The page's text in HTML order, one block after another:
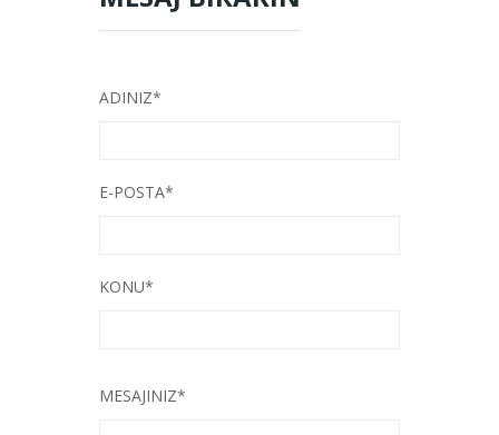
ADINIZ*
E-POSTA*
KONU*
MESAJINIZ*